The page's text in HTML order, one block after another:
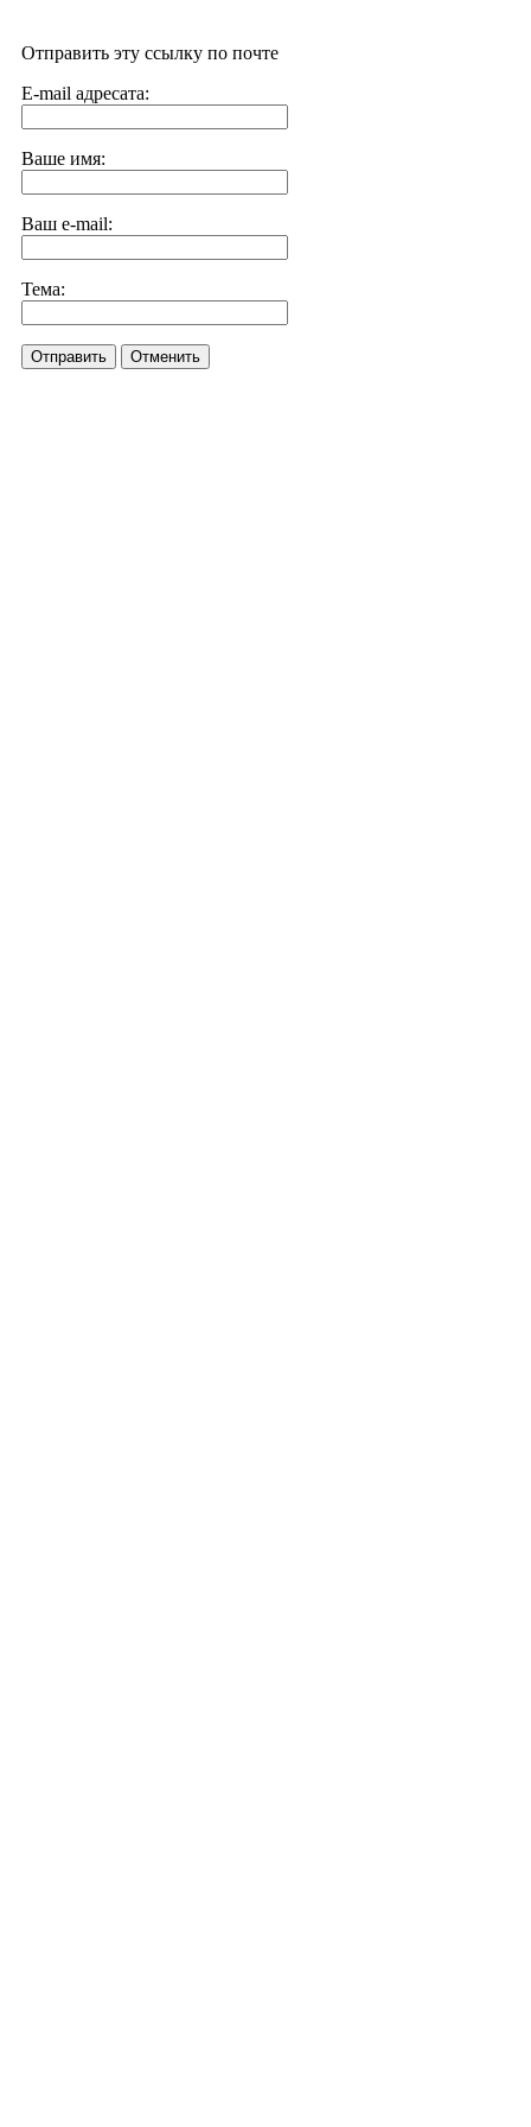
Отправить эту ссылку по почте
E-mail адресата:
Ваше имя:
Ваш e-mail:
Тема:
Отправить Отменить